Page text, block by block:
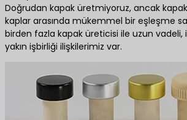
Doğrudan kapak üretmiyoruz, ancak
kaplar arasında mükemmel bir eşleşme
birden fazla kapak üreticisi ile uzun vadeli,
yakın işbirliği ilişkilerimiz var.